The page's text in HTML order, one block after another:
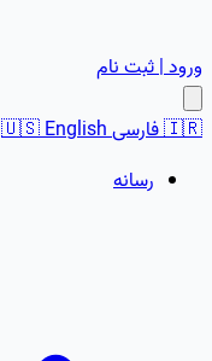
ورود | ثبت نام
🇮🇷فارسی 🇺🇸English
رسانه